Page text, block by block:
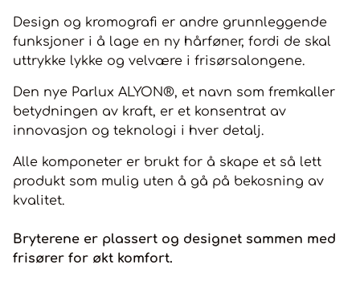
Design og kromografi er andre grunnleggende
funksjoner i å lage en ny hårføner, fordi de skal
uttrykke lykke og velvære i frisørsalongene.
Den nye Parlux ALYON®, et navn som fremkaller
betydningen av kraft, er et konsentrat av
innovasjon og teknologi i hver detalj.
Alle komponeter er brukt for å skape et så lett
produkt som mulig uten å gå på bekosning av
kvalitet.
Bryterene er plassert og designet sammen med
frisører for økt komfort.